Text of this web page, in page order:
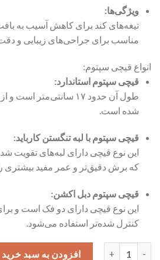
ویژگی‌ها:
تیغه‌های کند برای کاهش آسیب به
مناسب برای جراحی‌های زیبایی و
انواع قیچی سپتوم:
قیچی سپتوم استاندارد:
طول آن حدود ۱۷
شده است.
قیچی سپتوم با لبه تنگستن کارباید:
این نوع قیچی دارای لبه‌های تقویت
که برش دقیق‌تر و عمر مفید بیشتری
قیچی سپتوم دبل اکشن:
این نوع قیچی دارای دو فک است و
کنترل شده‌تر استفاده می‌شود.
افزودن به سبد خرید